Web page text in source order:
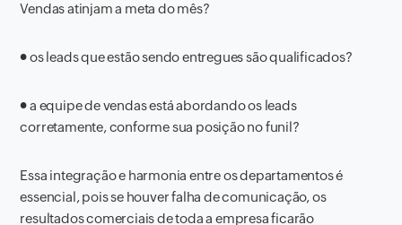
Vendas atinjam a meta do mês?
●os leads que estão sendo entregues são qualificados?
●a equipe de vendas está abordando os leads
corretamente, conforme sua posição no funil?
Essa integração e harmonia entre os departamentos é
essencial, pois se houver falha de comunicação, os
resultados comerciais de toda a empresa ficarão